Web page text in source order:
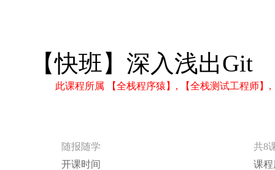
【快班】深入浅出Git
此课程所属 【全栈程序猿】, 【全栈测试工程师
随报随学
共8
开课时间
课